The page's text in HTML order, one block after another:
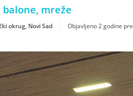
balone, mreže
okrug, Novi Sad Objavljeno2 godine pre